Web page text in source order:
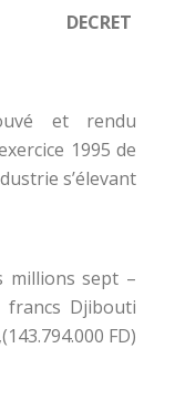
DECRET
et rendu
1995 de
s’élevant :
millions sept
Djibouti
(143.794.000 FD),